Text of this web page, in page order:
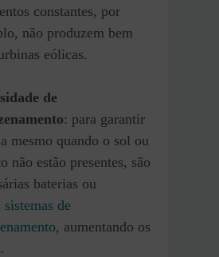
constantes, por
não produzem bem
eólicas.
de
: para garantir
mesmo quando o sol ou
não estão presentes, são
baterias ou
sistemas de
, aumentando os